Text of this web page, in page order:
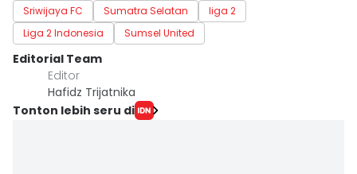
Sriwijaya FC Sumatra Selatan
liga 2
Liga 2 Indonesia
Sumsel United
Editorial Team
Editor
Hafidz Trijatnika
Tonton lebih seru di